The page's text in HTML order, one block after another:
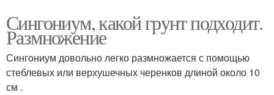
Сингониум, какой грунт подходит.
Размножение
Сингониум довольно легко размножается с помощью
стеблевых или верхушечных черенков длиной около 10
см .